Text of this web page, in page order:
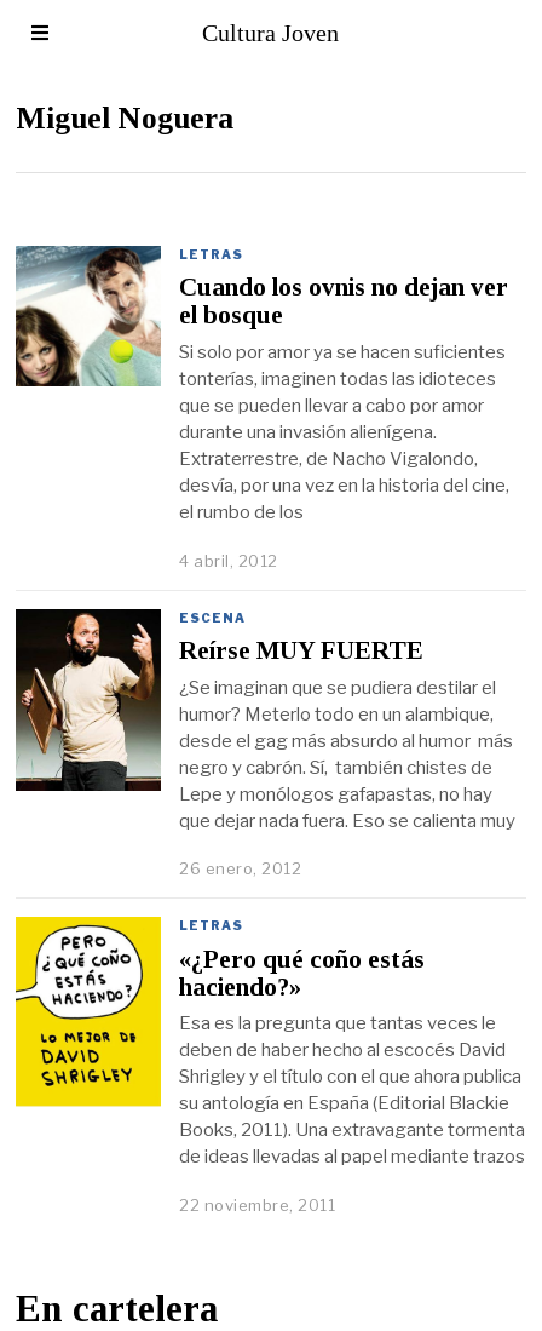
Cultura Joven
Miguel Noguera
LETRAS
Cuando los ovnis no dejan ver
el bosque
Si solo por amor ya se hacen suficientes
tonterías, imaginen todas las idioteces
que se pueden llevar a cabo por amor
durante una invasión alienígena.
Extraterrestre, de Nacho Vigalondo,
desvía, por una vez en la historia del cine,
el rumbo de los
4 abril, 2012
ESCENA
Reírse MUY FUERTE
¿Se imaginan que se pudiera destilar el
humor? Meterlo todo en un alambique,
desde el gag más absurdo al humor más
negro y cabrón. Sí, también chistes de
Lepe y monólogos gafapastas, no hay
que dejar nada fuera. Eso se calienta muy
26 enero, 2012
LETRAS
«¿Pero qué coño estás
haciendo?»
Esa es la pregunta que tantas veces le
deben de haber hecho al escocés David
Shrigley y el título con el que ahora publica
su antología en España (Editorial Blackie
Books, 2011). Una extravagante tormenta
de ideas llevadas al papel mediante trazos
22 noviembre, 2011
En cartelera